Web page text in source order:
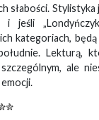
słabości.
i jeśli
kategoriach,
Lekturą,
ale